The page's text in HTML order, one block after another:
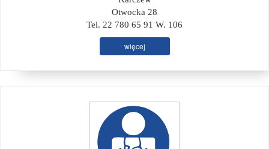
Otwocka 28
Tel. 22 780 65 91 W. 106
więcej